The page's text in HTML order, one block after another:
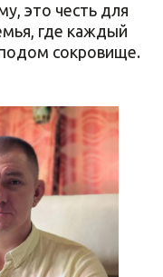
это честь для
где каждый
сокровище.